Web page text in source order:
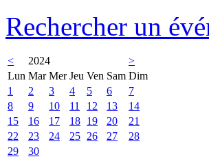
Rechercher un
< 2024
>
Lun Mar Mer Jeu Ven Sam Dim
1
2 3 4 5 6
7
8
9 10 11 12 13
14
15
16 17 18 19 20
21
22
23 24 25 26 27
28
29
30